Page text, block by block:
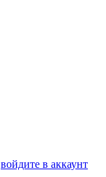
войдите в аккаунт